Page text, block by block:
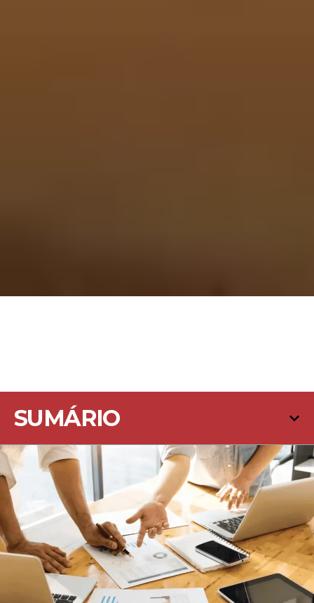
SUMÁRIO